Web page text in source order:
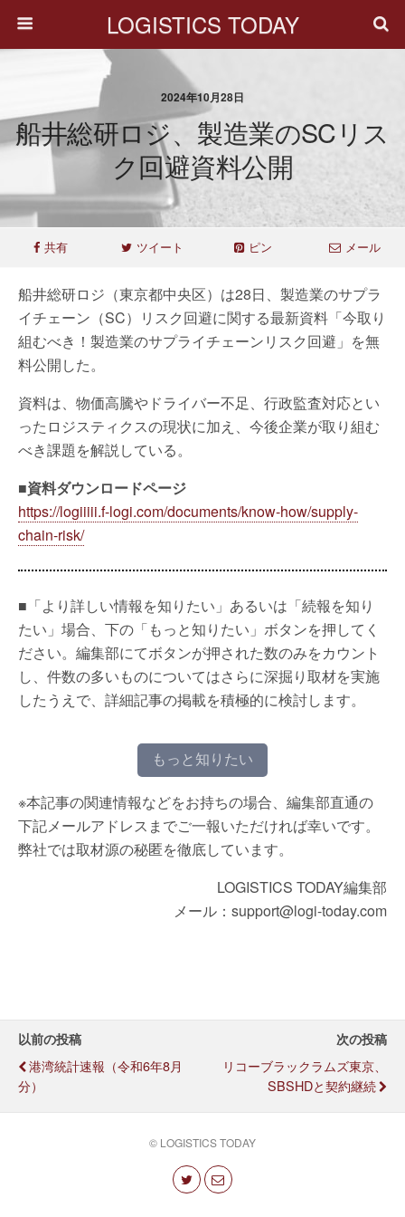
LOGISTICS TODAY
2024年10月28日
船井総研ロジ、製造業のSCリス
ク回避資料公開
共有 ツイート ピン メール
船井総研ロジ（東京都中央区）は28日、製造業のサプラ
イチェーン（SC）リスク回避に関する最新資料「今取り
組むべき！製造業のサプライチェーンリスク回避」を無
料公開した。
資料は、物価高騰やドライバー不足、行政監査対応とい
ったロジスティクスの現状に加え、今後企業が取り組む
べき課題を解説している。
■資料ダウンロードページ
https://logiiiii.f-logi.com/documents/know-how/supply-
chain-risk/
■「より詳しい情報を知りたい」あるいは「続報を知り
たい」場合、下の「もっと知りたい」ボタンを押してく
ださい。編集部にてボタンが押された数のみをカウント
し、件数の多いものについてはさらに深掘り取材を実施
したうえで、詳細記事の掲載を積極的に検討します。
もっと知りたい
※本記事の関連情報などをお持ちの場合、編集部直通の
下記メールアドレスまでご一報いただければ幸いです。
弊社では取材源の秘匿を徹底しています。
LOGISTICS TODAY編集部
メール：support@logi-today.com
以前の投稿
港湾統計速報（令和6年8月
分）
次の投稿
リコーブラックラムズ東京、
SBSHDと契約継続
© LOGISTICS TODAY